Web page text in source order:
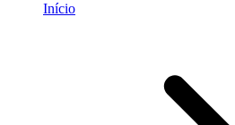
Início